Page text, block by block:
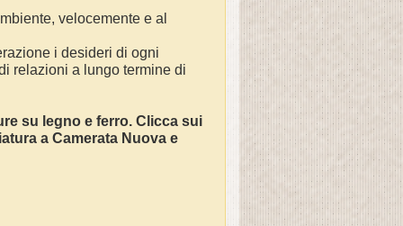
velocemente e al
i desideri di ogni
relazioni a lungo termine di
su legno e ferro. Clicca sui
a Camerata Nuova e